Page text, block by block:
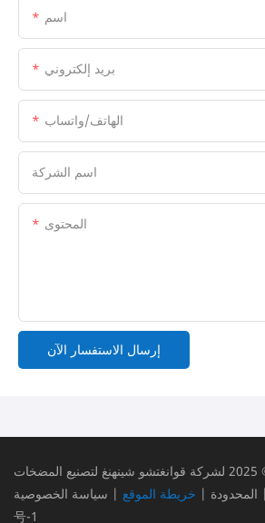
اسم
بريد إلكتروني
الهاتف/واتساب
اسم الشركة
المحتوى
إرسال الاستفسار الآن
جميع الحقوق محفوظة © 2025 لشركة قوانغتشو شينهنغ لتصنيع المضخات
المحدودة | خريطة الموقع | سياسة الخصوصية |
号-1